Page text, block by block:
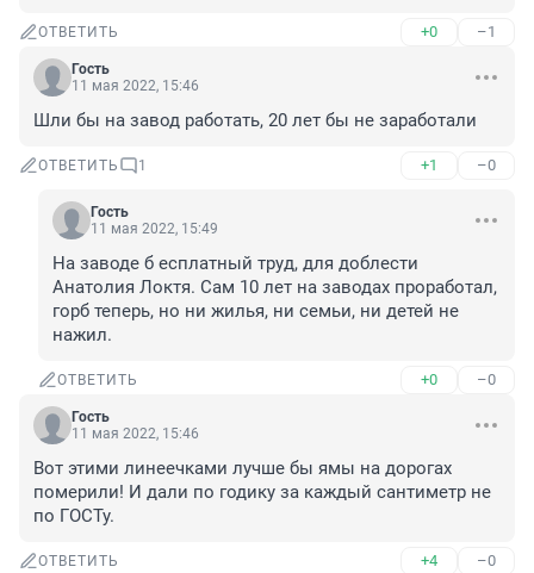
ОТВЕТИТЬ +0 –1
Гость
11 мая 2022, 15:46
Шли бы на завод работать, 20 лет бы не заработали
ОТВЕТИТЬ 1 +1 –0
Гость
11 мая 2022, 15:49
На заводе б есплатный труд, для доблести
Анатолия Локтя. Сам 10 лет на заводах проработал,
горб теперь, но ни жилья, ни семьи, ни детей не
нажил.
ОТВЕТИТЬ +0 –0
Гость
11 мая 2022, 15:46
Вот этими линеечками лучше бы ямы на дорогах
померили! И дали по годику за каждый сантиметр не
по ГОСТу.
ОТВЕТИТЬ +4 –0